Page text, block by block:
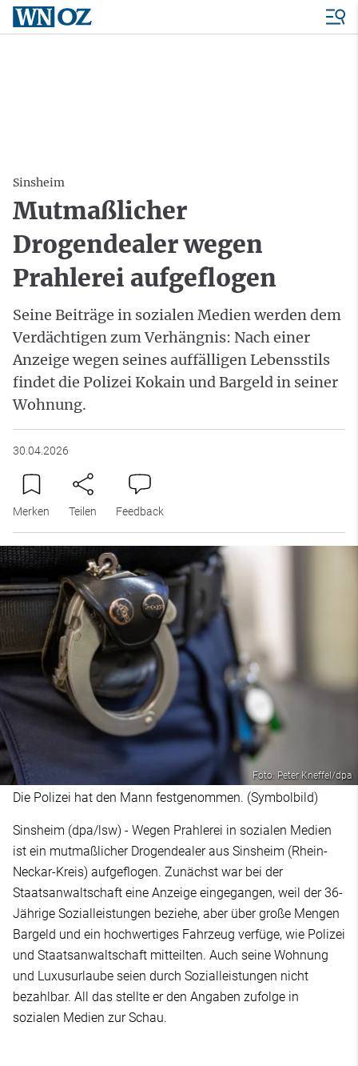
Sinsheim
Mutmaßlicher
Drogendealer wegen
Prahlerei aufgeflogen
Seine Beiträge in sozialen Medien werden dem
Verdächtigen zum Verhängnis: Nach einer
Anzeige wegen seines auffälligen Lebensstils
findet die Polizei Kokain und Bargeld in seiner
Wohnung.
30.04.2026
Merken Teilen Feedback
Foto: Peter Kneffel/dpa
Die Polizei hat den Mann festgenommen. (Symbolbild)
Sinsheim (dpa/lsw) - Wegen Prahlerei in sozialen Medien
ist ein mutmaßlicher Drogendealer aus Sinsheim (Rhein-
Neckar-Kreis) aufgeflogen. Zunächst war bei der
Staatsanwaltschaft eine Anzeige eingegangen, weil der 36-
Jährige Sozialleistungen beziehe, aber über große Mengen
Bargeld und ein hochwertiges Fahrzeug verfüge, wie Polizei
und Staatsanwaltschaft mitteilten. Auch seine Wohnung
und Luxusurlaube seien durch Sozialleistungen nicht
bezahlbar. All das stellte er den Angaben zufolge in
sozialen Medien zur Schau.